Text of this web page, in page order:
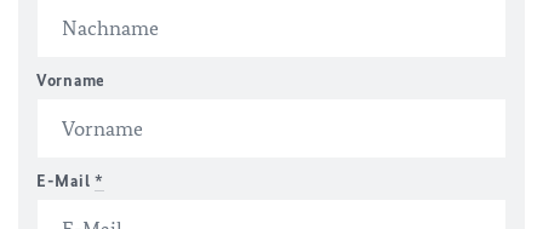
Vorname
E-Mail *